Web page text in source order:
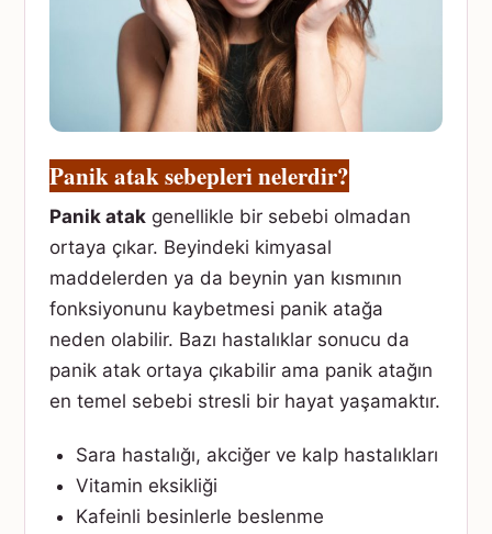
Panik atak sebepleri nelerdir?
Panik atak genellikle bir sebebi olmadan
ortaya çıkar. Beyindeki kimyasal
maddelerden ya da beynin yan kısmının
fonksiyonunu kaybetmesi panik atağa
neden olabilir. Bazı hastalıklar sonucu da
panik atak ortaya çıkabilir ama panik atağın
en temel sebebi stresli bir hayat yaşamaktır.
Sara hastalığı, akciğer ve kalp hastalıkları
Vitamin eksikliği
Kafeinli besinlerle beslenme